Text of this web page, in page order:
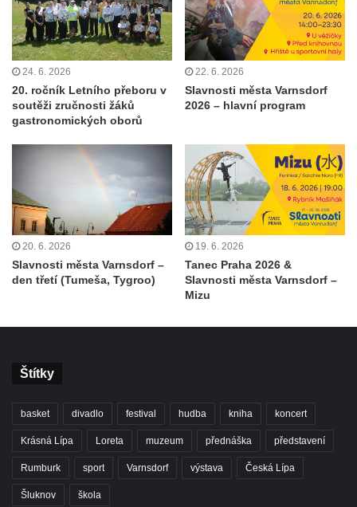
24. 6. 2026
20. ročník Letního přeboru v
soutěži zručnosti žáků
gastronomických oborů
22. 6. 2026
Slavnosti města Varnsdorf
2026 – hlavní program
20. 6. 2026
Slavnosti města Varnsdorf –
den třetí (Tumeša, Tygroo)
19. 6. 2026
Tanec Praha 2026 &
Slavnosti města Varnsdorf –
Mizu
Štítky
basket divadlo festival hudba kniha koncert
Krásná Lípa Loreta muzeum přednáška představení
Rumburk sport Varnsdorf výstava Česká Lípa
Šluknov škola